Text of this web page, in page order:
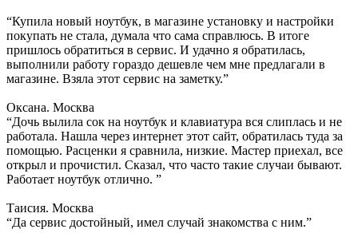
“Купила новый ноутбук, в магазине установку и настройки
покупать не стала, думала что сама справлюсь. В итоге
пришлось обратиться в сервис. И удачно я обратилась,
выполнили работу гораздо дешевле чем мне предлагали в
магазине. Взяла этот сервис на заметку.”
Оксана. Москва
“Дочь вылила сок на ноутбук и клавиатура вся слиплась и не
работала. Нашла через интернет этот сайт, обратилась туда за
помощью. Расценки я сравнила, низкие. Мастер приехал, все
открыл и прочистил. Сказал, что часто такие случаи бывают.
Работает ноутбук отлично. ”
Таисия. Москва
“Да сервис достойный, имел случай знакомства с ним.”